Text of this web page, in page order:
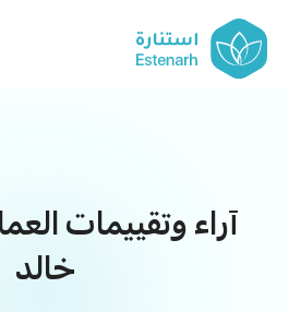
آراء وتقييمات
خالد